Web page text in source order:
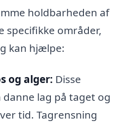
holdbarheden af
specifikke områder,
kan hjælpe:
og alger: Disse
lag på taget og
tid. Tagrensning